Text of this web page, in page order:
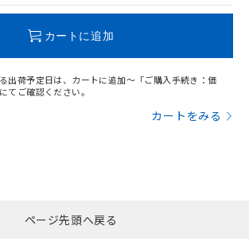
カートに追加
出荷予定日は、カートに追加～「ご購入手続き：価
てご確認ください。
カートをみる
ページ先頭へ戻る